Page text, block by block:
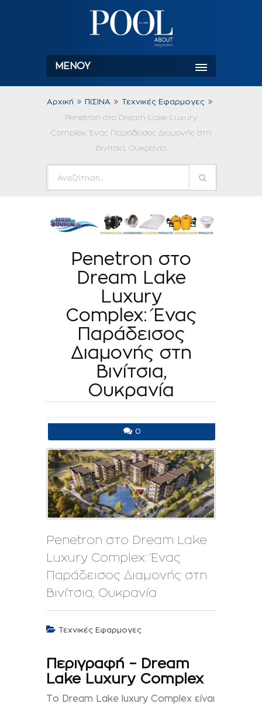
ΜΕΝΟΎ
Αρχική ΠΙΣΙΝΑ
Τεχνικές Εφαρμογες
Penetron στο Dream Lake Luxury
Complex: Ένας Παράδεισος Διαμονής στη
Βινίτσια, Ουκρανία
Penetron στο
Dream Lake
Luxury
Complex: Ένας
Παράδεισος
Διαμονής στη
Βινίτσια,
Ουκρανία
0
Penetron στο Dream Lake
Luxury Complex: Ένας
Παράδεισος Διαμονής στη
Βινίτσια, Ουκρανία
Τεχνικές Εφαρμογες
Περιγραφή – Dream
Lake Luxury Complex
Το Dream Lake luxury Complex είναι